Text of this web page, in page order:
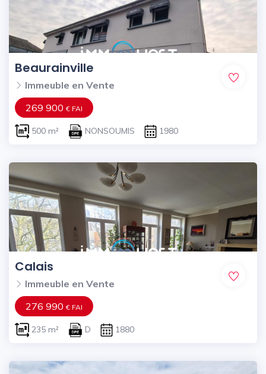
Beaurainville
Immeuble en Vente
269 900€ FAI
500 m² NONSOUMIS 1980
Calais
Immeuble en Vente
276 990€ FAI
235 m² D 1880